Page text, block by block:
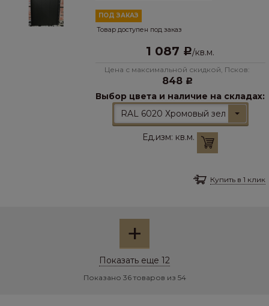
ПОД ЗАКАЗ
Товар доступен под заказ
1 087 Р/кв.м.
Цена с максимальной скидкой, Псков:
848 Р
Выбор цвета и наличие на складах:
RAL 6020 Хромовый зеленый
Ед.изм: кв.м.
Купить в 1 клик
+
Показать еще 12
Показано 36 товаров из 54